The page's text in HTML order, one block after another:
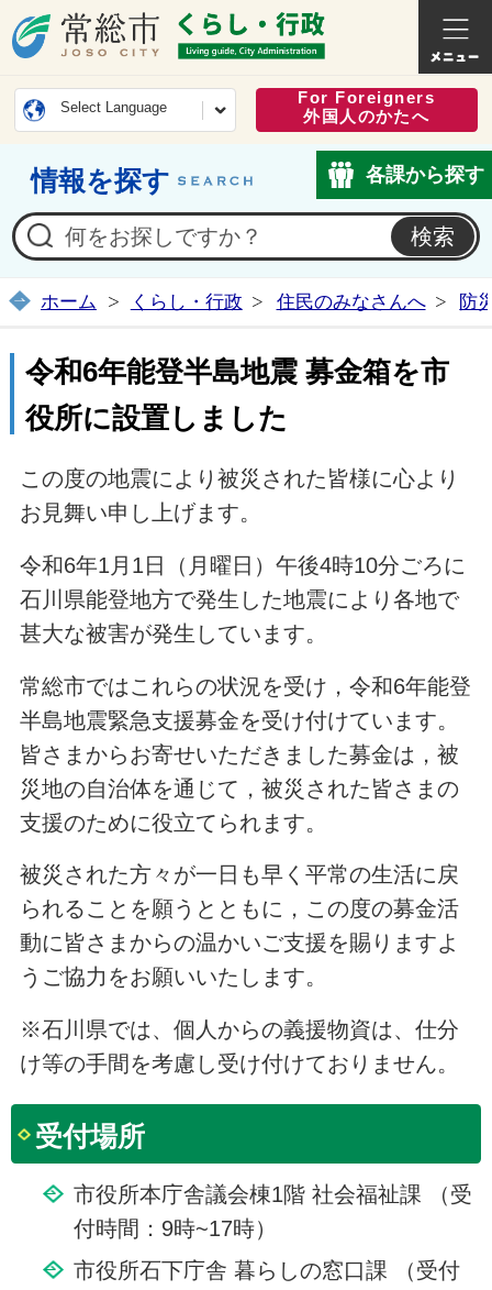
常総市公式ホームページ
くらし
Select Language
For Foreigners
外国人のかたへ
情報を探す 各課から探す
ホーム くらし・行政 住民のみなさんへ 防
令和6年能登半島地震 募金箱を市
役所に設置しました
この度の地震により被災された皆様に心より
お見舞い申し上げます。
令和6年1月1日（月曜日）午後4時10分ごろに
石川県能登地方で発生した地震により各地で
甚大な被害が発生しています。
常総市ではこれらの状況を受け，令和6年能登
半島地震緊急支援募金を受け付けています。
皆さまからお寄せいただきました募金は，被
災地の自治体を通じて，被災された皆さまの
支援のために役立てられます。
被災された方々が一日も早く平常の生活に戻
られることを願うとともに，この度の募金活
動に皆さまからの温かいご支援を賜りますよ
うご協力をお願いいたします。
※石川県では、個人からの義援物資は、仕分
け等の手間を考慮し受け付けておりません。
受付場所
市役所本庁舎議会棟1階 社会福祉課 （受
付時間：9時~17時）
市役所石下庁舎 暮らしの窓口課 （受付